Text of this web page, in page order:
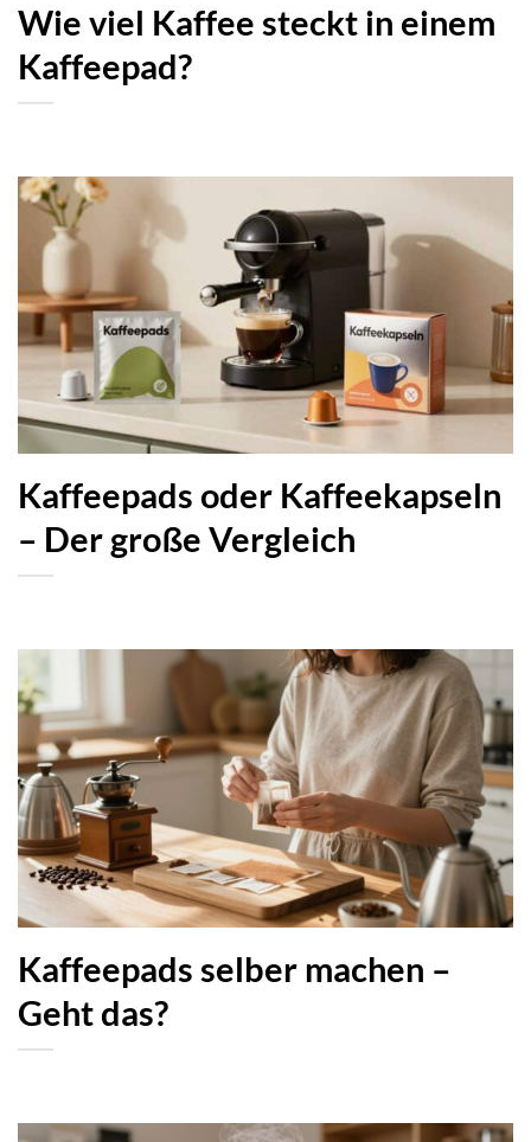
Wie viel Kaffee steckt in einem
Kaffeepad?
Kaffeepads oder Kaffeekapseln
– Der große Vergleich
Kaffeepads selber machen –
Geht das?